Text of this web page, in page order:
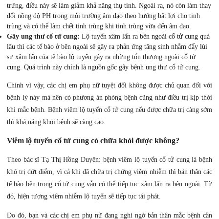
trứng, điều này sẽ làm giảm khả năng thụ tinh. Ngoài ra, nó còn làm thay
đổi nồng độ PH trong môi trường âm đạo theo hướng bất lợi cho tinh
trùng và có thể làm chết tinh trùng khi tinh trùng vừa đến âm đạo.
Gây ung thư cổ tử cung: Lộ tuyến xâm lấn ra bên ngoài cổ tử cung quá
lâu thì các tế bào ở bên ngoài sẽ gây ra phản ứng tăng sinh nhằm đẩy lùi
sự xâm lấn của tế bào lộ tuyến gây ra những tổn thương ngoài cổ tử
cung. Quá trình này chính là nguồn gốc gây bệnh ung thư cổ tử cung.
Chính vì vậy, các chị em phụ nữ tuyệt đối không được chủ quan đối với
bệnh lý này mà nên có phương án phòng bệnh cũng như điều trị kịp thời
khi mắc bệnh. Bệnh viêm lộ tuyến cổ tử cung nếu được chữa trị càng sớm
thì khả năng khỏi bệnh sẽ càng cao.
Viêm lộ tuyến cổ tử cung có chữa khỏi được không?
Theo bác sĩ Tạ Thị Hồng Duyên: bệnh viêm lộ tuyến cổ tử cung là bệnh
khó trị dứt điểm, vì cả khi đã chữa trị chứng viêm nhiễm thì bản thân các
tế bào bên trong cổ tử cung vẫn có thể tiếp tục xâm lấn ra bên ngoài. Từ
đó, hiện tượng viêm nhiễm lộ tuyến sẽ tiếp tục tái phát.
Do đó, bạn và các chị em phụ nữ đang nghi ngờ bản thân mắc bệnh cần